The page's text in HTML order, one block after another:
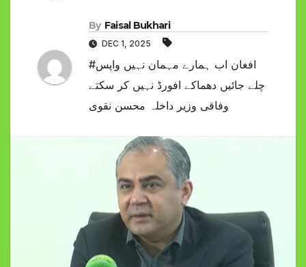
By Faisal Bukhari
DEC 1, 2025
#افغان اب ہمارے مہمان نہیں واپس
چلے جائیں دھماکے افورڈ نہیں کر سکتے
وفاقی وزیر داخلہ محسن نقوی